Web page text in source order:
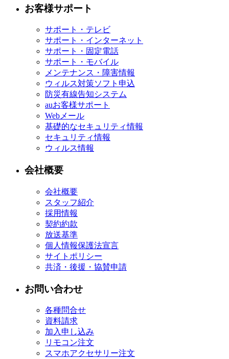
お客様サポート
サポート・テレビ
サポート・インターネット
サポート・固定電話
サポート・モバイル
メンテナンス・障害情報
ウィルス対策ソフト申込
防災有線告知システム
auお客様サポート
Webメール
基礎的なセキュリティ情報
セキュリティ情報
ウィルス情報
会社概要
会社概要
スタッフ紹介
採用情報
契約約款
放送基準
個人情報保護法宣言
サイトポリシー
共済・後援・協賛申請
お問い合わせ
各種問合せ
資料請求
加入申し込み
リモコン注文
スマホアクセサリー注文